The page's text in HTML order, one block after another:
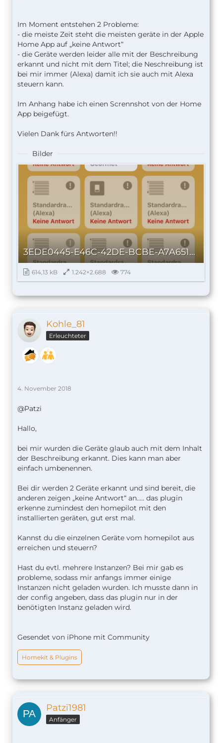
Im Moment entstehen 2 Probleme:
- die meiste Zeit steht die meisten geräte in der Apple
Home App auf „keine Antwort“
- die Geräte werden leider alle mit der Beschreibung
erkannt und nicht mit dem Titel; die Neschreibung ist
bei mir immer (Alexa) damit ich sie auch mit Alexa
steuern kann.
Im Anhang habe ich einen Scrennshot von der Home
App beigefügt.
Vielen Dank fürs Antworten!!
Bilder
3EDE0445-E46C-42DE-BCBE-A7A651F7963C.png
614,13 kB 1.242×2.688 774
Kohle_81
Erleuchteter
4. November 2018
@Patzi
Hallo,
bei mir wurden die Geräte glaub auch mit dem Inhalt
der Beschreibung erkannt. Dies kann man aber
einfach umbenennen.
Bei dir werden 2 Geräte erkannt und sind bereit, die
anderen zeigen „keine Antwort“ an..... das plugin
erkenne zumindest den homepilot mit den
installierten geräten, gut erst mal.
Kannst du die einzelnen Geräte vom homepilot aus
erreichen und steuern?
Hast du evtl. mehrere Instanzen? Bei mir gab es
probleme, sodass mir anfangs immer einige
Instanzen nicht geladen wurden. Ich musste dann in
der config angeben, dass das plugin nur in der
benötigten Instanz geladen wird.
Gesendet von iPhone mit Community
Homekit & Plugins
Patzi1981
Anfänger